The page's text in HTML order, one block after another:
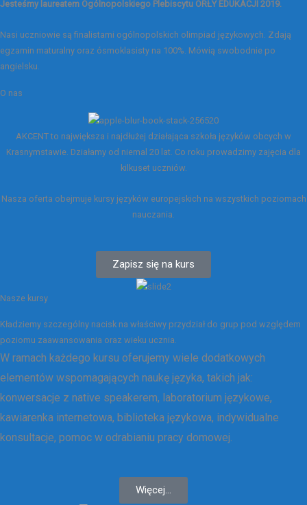
Jesteśmy laureatem Ogólnopolskiego Plebiscytu ORŁY EDUKACJI 2019.
Nasi uczniowie są finalistami ogólnopolskich olimpiad językowych. Zdają
egzamin maturalny oraz ósmoklasisty na 100%. Mówią swobodnie po
angielsku.
O nas
AKCENT to największa i najdłużej działająca szkoła języków obcych w
Krasnymstawie. Działamy od niemal 20 lat. Co roku prowadzimy zajęcia dla
kilkuset uczniów.
Nasza oferta obejmuje kursy języków europejskich na wszystkich poziomach
nauczania.
Zapisz się na kurs
Nasze kursy
Kładziemy szczególny nacisk na właściwy przydział do grup pod względem
poziomu zaawansowania oraz wieku ucznia.
W ramach każdego kursu oferujemy wiele dodatkowych
elementów wspomagających naukę języka, takich jak:
konwersacje z native speakerem, laboratorium językowe,
kawiarenka internetowa, biblioteka językowa, indywidualne
konsultacje, pomoc w odrabianiu pracy domowej.
Więcej...